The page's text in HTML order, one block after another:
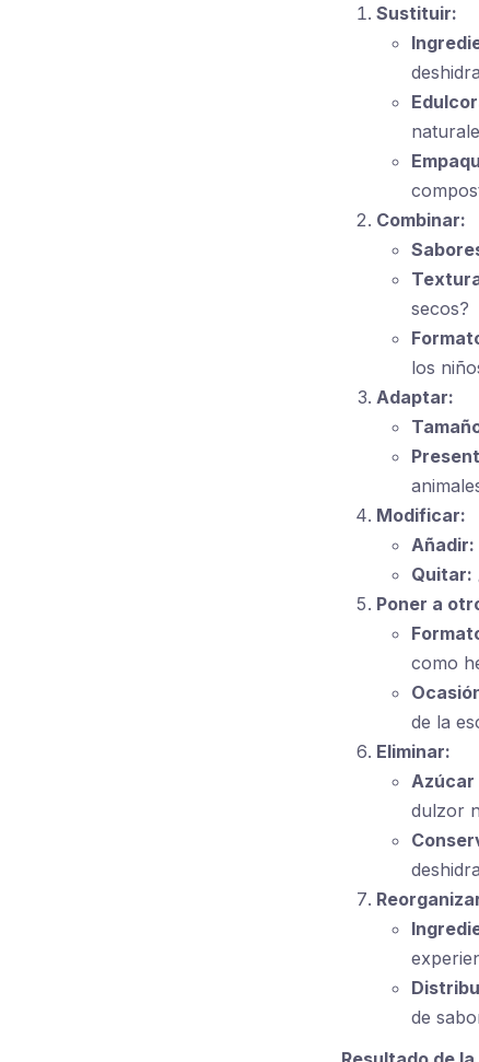
Sustituir:
Combinar:
secos?
los
Adaptar:
Modificar:
Añadir:
Quitar:
Poner a
como
de la
Eliminar:
Azúcar
dulzor
de